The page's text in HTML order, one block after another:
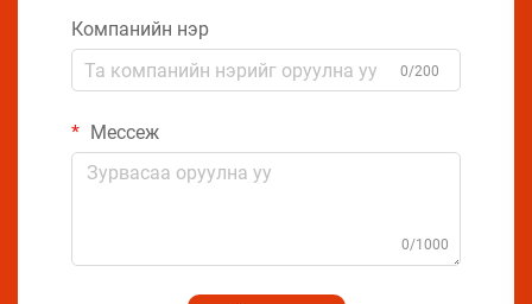
Компанийн нэр
0/200
Мессеж
0/1000